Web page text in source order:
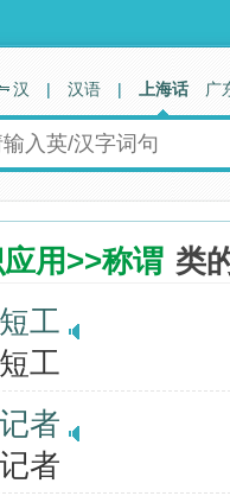
汉 | 汉语 | 上海话 广
用>>称谓 类
短工
工
记者
者